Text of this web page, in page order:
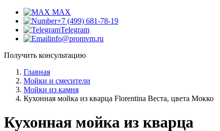
MAX
+7 (499) 681-78-19
Telegram
info@promvm.ru
Получить консультацию
Главная
Мойки и смесители
Мойки из камня
Кухонная мойка из кварца Florentina Веста, цвета Мокко
Кухонная мойка из кварца